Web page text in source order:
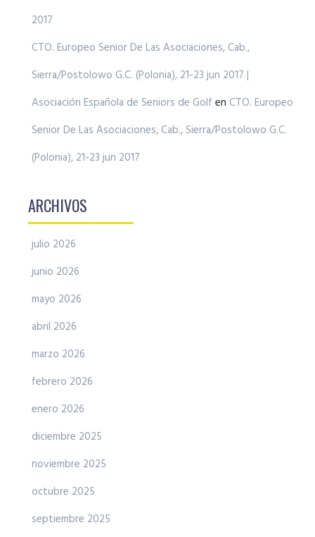
2017
CTO. Europeo Senior De Las Asociaciones, Cab.,
Sierra/Postolowo G.C. (Polonia), 21-23 jun 2017 |
Asociación Española de Seniors de Golf en CTO. Europeo
Senior De Las Asociaciones, Cab., Sierra/Postolowo G.C.
(Polonia), 21-23 jun 2017
ARCHIVOS
julio 2026
junio 2026
mayo 2026
abril 2026
marzo 2026
febrero 2026
enero 2026
diciembre 2025
noviembre 2025
octubre 2025
septiembre 2025